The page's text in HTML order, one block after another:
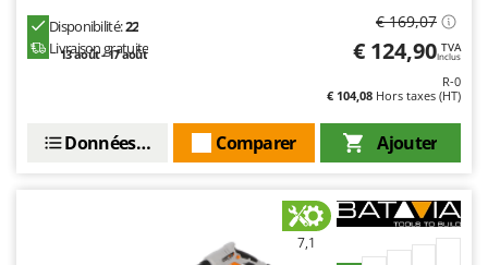
T
Tellarini Pompe
Disponibilité:22
Livraison gratuite
13 août - 17 août
€ 169,07
€ 124,90 TVA
Inclus
R-0
€ 104,08 Hors taxes (HT)
Ajouter
Comparer
Données techniques
7,1